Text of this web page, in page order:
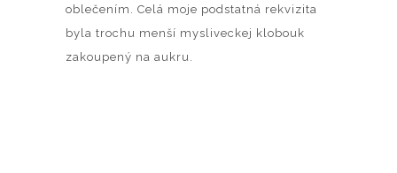
oblečením. Celá moje podstatná rekvizita
byla trochu menší mysliveckej klobouk
zakoupený na aukru.